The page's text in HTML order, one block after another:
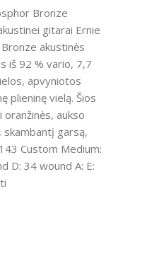
Bronze
gitarai Ernie
akustinės
iš 92 % vario, 7,7
apvyniotos
plieninę vielą. Šios
aukso
skambantį garsą,
Custom Medium:
D: 34 wound A: E: